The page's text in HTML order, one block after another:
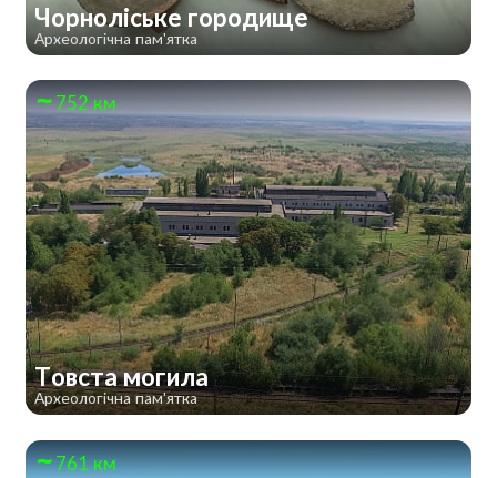
Чорноліське городище
Археологічна пам'ятка
752 км
Товста могила
Археологічна пам'ятка
761 км